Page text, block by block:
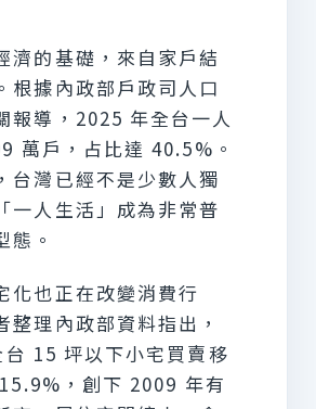
濟的基礎，來自家戶結
根據內政部戶政司人口
報導，2025 年全台一人
萬戶，占比達 40.5%。
台灣已經不是少數人獨
一人生活」成為非常普
態。
化也正在改變消費行
整理內政部資料指出，
15 坪以下小宅買賣移
，創下 2009 年有